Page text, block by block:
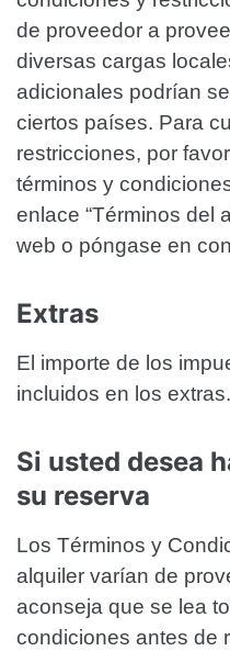
de proveedor a
diversas cargas
adicionales podrían
ciertos países. Para
restricciones, por
términos y
enlace “Términos del
web o póngase en
Extras
El importe de los
incluidos en los extras.
Si usted desea
su reserva
Los Términos y
alquiler varían de
aconseja que se lea
condiciones antes de